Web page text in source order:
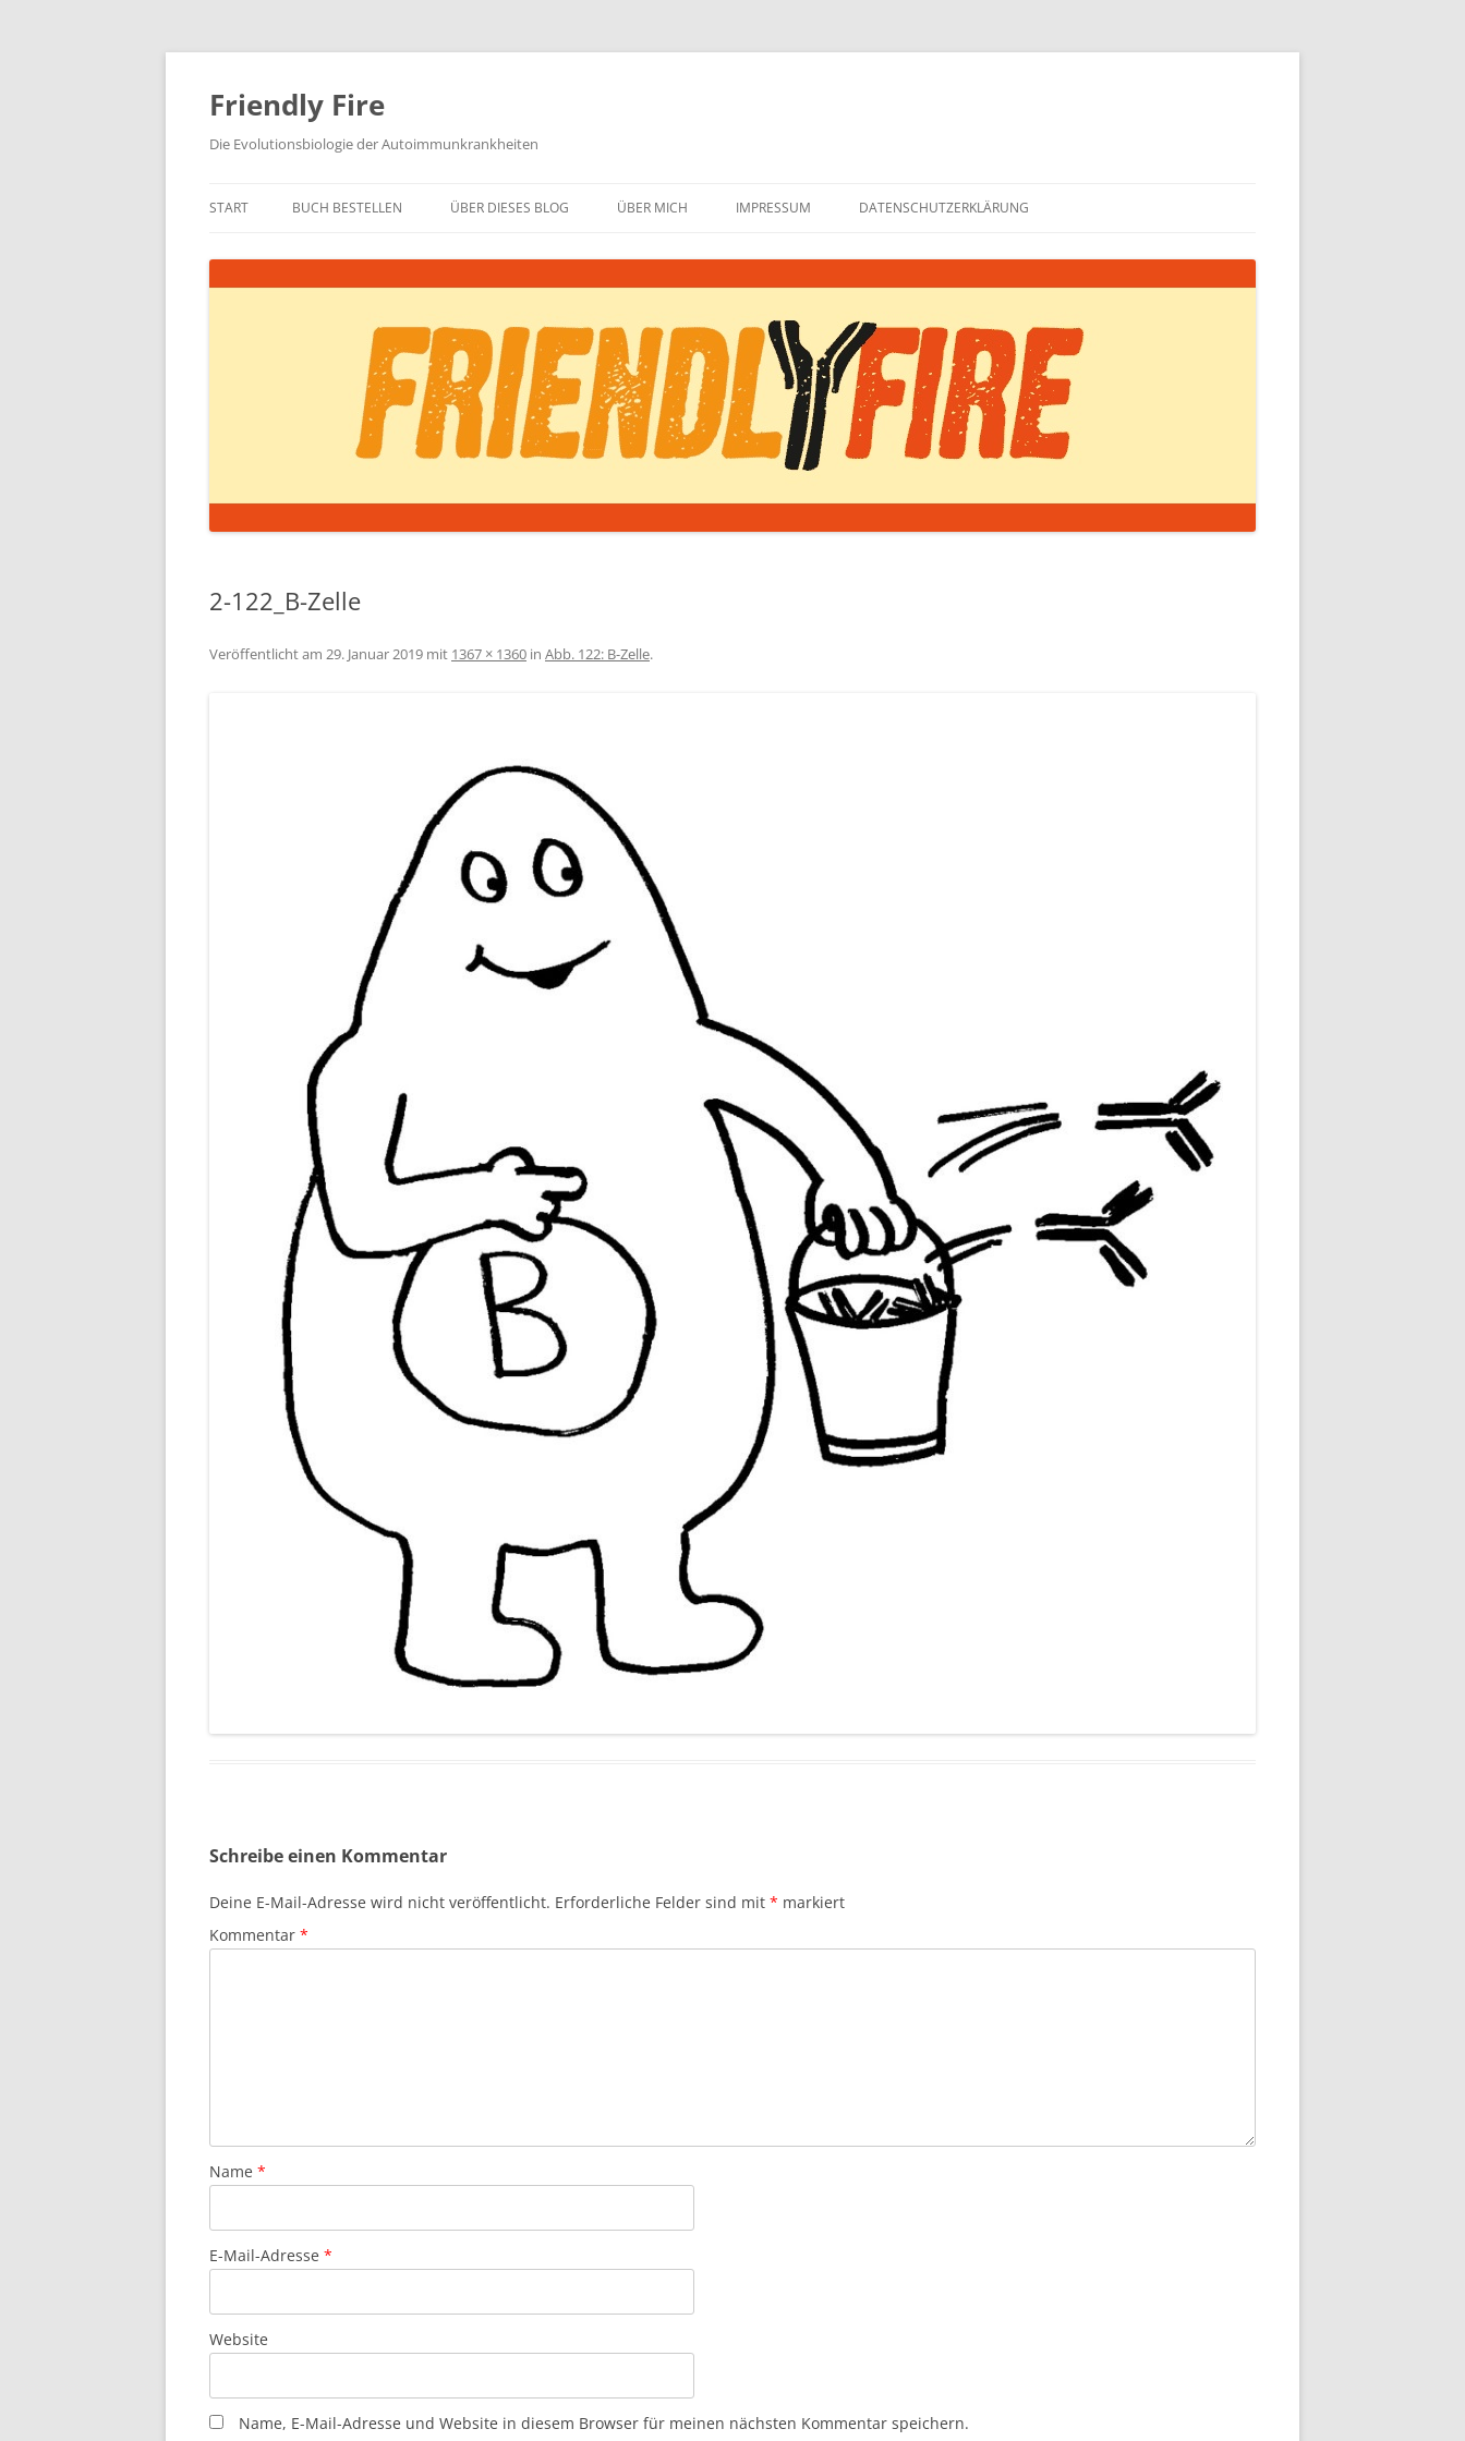
Zum
springen
Friendly Fire
Die Evolutionsbiologie der Autoimmunkrankheiten
START BUCH BESTELLEN ÜBER DIESES BLOG ÜBER MICH IMPRESSUM DATENSCHUTZERKLÄRUNG
2-122_B-Zelle
Veröffentlicht am 29. Januar 2019 mit 1367 × 1360 in Abb. 122: B-Zelle.
Schreibe einen Kommentar
Deine E-Mail-Adresse wird nicht veröffentlicht. Erforderliche Felder sind mit * markiert
Kommentar *
Name *
E-Mail-Adresse *
Website
Name, E-Mail-Adresse und Website in diesem Browser für meinen nächsten Kommentar speichern.